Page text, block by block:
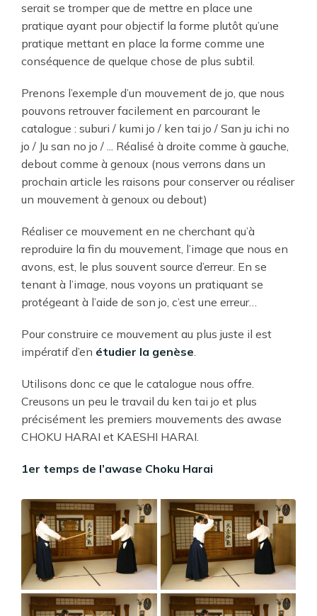
serait se tromper que de mettre en place une
pratique ayant pour objectif la forme plutôt qu’une
pratique mettant en place la forme comme une
conséquence de quelque chose de plus subtil.
Prenons l’exemple d’un mouvement de jo, que nous
pouvons retrouver facilement en parcourant le
catalogue : suburi / kumi jo / ken tai jo / San ju ichi no
jo / Ju san no jo / ... Réalisé à droite comme à gauche,
debout comme à genoux (nous verrons dans un
prochain article les raisons pour conserver ou réaliser
un mouvement à genoux ou debout)
Réaliser ce mouvement en ne cherchant qu’à
reproduire la fin du mouvement, l’image que nous en
avons, est, le plus souvent source d’erreur. En se
tenant à l’image, nous voyons un pratiquant se
protégeant à l’aide de son jo, c’est une erreur…
Pour construire ce mouvement au plus juste il est
impératif d’en étudier la genèse.
Utilisons donc ce que le catalogue nous offre.
Creusons un peu le travail du ken tai jo et plus
précisément les premiers mouvements des awase
CHOKU HARAI et KAESHI HARAI.
1er temps de l’awase Choku Harai